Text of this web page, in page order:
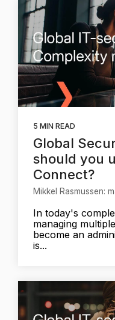
5 MIN READ
Global
should you
Connect?
Mikkel Rasmussen:
In today's
managing
become an
is...